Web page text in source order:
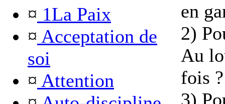
¤ 1La Paix
¤ Acceptation de
soi
¤ Attention
en
2)
Au
fois ?
3)